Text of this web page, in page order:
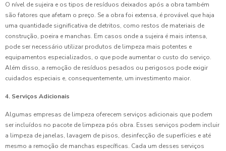
O nível de sujeira e os tipos de resíduos deixados após a obra também
são fatores que afetam o preço. Se a obra foi extensa, é provável que haja
uma quantidade significativa de detritos, como restos de materiais de
construção, poeira e manchas. Em casos onde a sujeira é mais intensa,
pode ser necessário utilizar produtos de limpeza mais potentes e
equipamentos especializados, o que pode aumentar o custo do serviço.
Além disso, a remoção de resíduos pesados ou perigosos pode exigir
cuidados especiais e, consequentemente, um investimento maior.
4. Serviços Adicionais
Algumas empresas de limpeza oferecem serviços adicionais que podem
ser incluídos no pacote de limpeza pós obra. Esses serviços podem incluir
a limpeza de janelas, lavagem de pisos, desinfecção de superfícies e até
mesmo a remoção de manchas específicas. Cada um desses serviços